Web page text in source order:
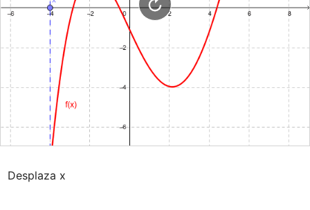
Desplaza x